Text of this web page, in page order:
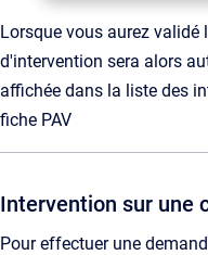
Lorsque vous aurez validé
d'intervention sera alors
affichée dans la liste des
fiche PAV
Intervention sur une
Pour effectuer une